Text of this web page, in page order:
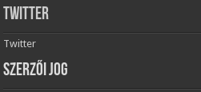
Twitter
Twitter
Szerzői jog